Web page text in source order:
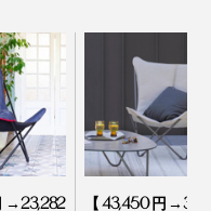
→23,282
【43,450円